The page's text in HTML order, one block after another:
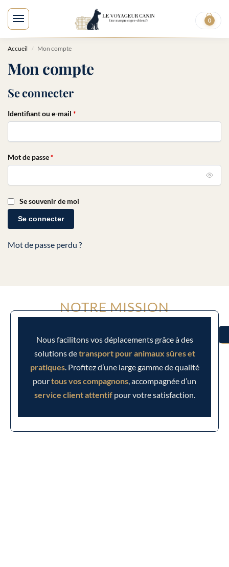
0
Accueil / Mon compte
Mon compte
Se connecter
Identifiant ou e-mail *
Mot de passe*
Se souvenir de moi
Se connecter
Mot de passe perdu ?
NOTRE MISSION
Nous facilitons vos déplacements grâce à des
solutions detransport pour animaux sûres et
pratiques. Profitez d’une large gamme de qualité
pourtous vos compagnons , accompagnée d’un
service client attentifpour votre satisfaction.